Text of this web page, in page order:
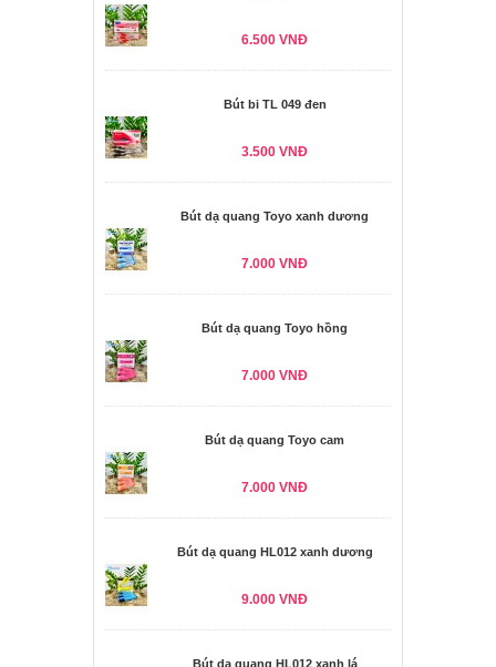
6.500 VNĐ
Bút bi TL 049 đen
3.500 VNĐ
Bút dạ quang Toyo xanh dương
7.000 VNĐ
Bút dạ quang Toyo hồng
7.000 VNĐ
Bút dạ quang Toyo cam
7.000 VNĐ
Bút dạ quang HL012 xanh dương
9.000 VNĐ
Bút dạ quang HL012 xanh lá